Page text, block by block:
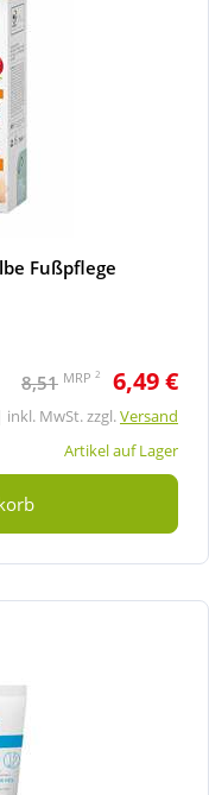
Fußpflege
8,51 MRP 2 6,49 €
inkl. MwSt. zzgl.Versand
Artikel auf Lager